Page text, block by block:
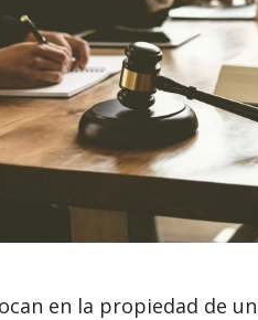
en la propiedad de